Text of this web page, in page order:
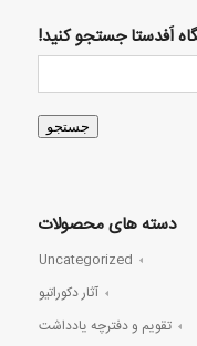
اَفدستا جستجو کنید!
جستجو
دسته های محصولات
Uncategorized
آثار دکوراتیو
تقویم و دفترچه یادداشت